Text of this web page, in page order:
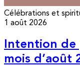
Célébrations et
1 août 2026
Intention de
mois d’août